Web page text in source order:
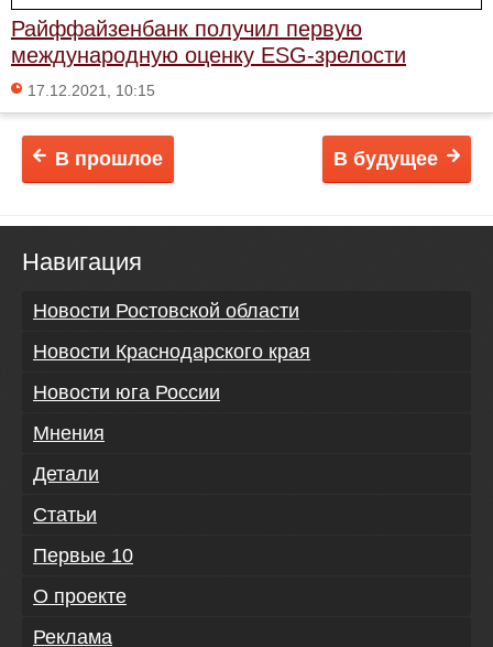
Райффайзенбанк получил первую
международную оценку ESG-зрелости
17.12.2021, 10:15
В будущее
В прошлое
Навигация
Новости Ростовской области
Новости Краснодарского края
Новости юга России
Мнения
Детали
Статьи
Первые 10
О проекте
Реклама